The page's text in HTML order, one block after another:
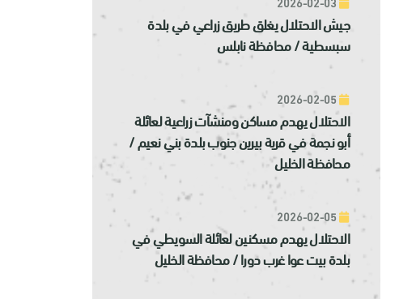
جيش الاحتلال يغلق طريق زراعي في بلدة
سبسطية / محافظة نابلس
الاحتلال يهدم مساكن ومنشآت زراعية لعائلة
أبو نجمة في قرية بيرين جنوب بلدة بني نعيم /
محافظة الخليل
الاحتلال يهدم مسكنين لعائلة السويطي في
بلدة بيت عوا غرب دورا / محافظة الخليل